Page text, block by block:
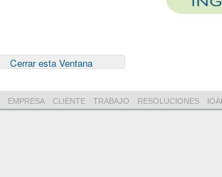
EMPRESA CLIENTE TRABAJO RESOLUCIONES